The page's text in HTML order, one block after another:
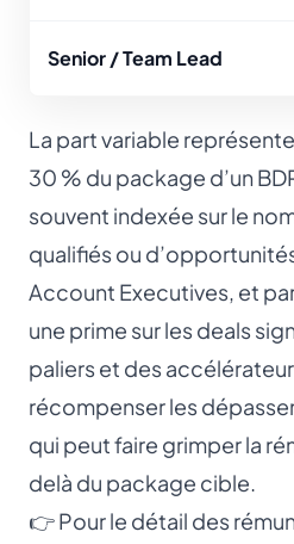
Senior / Team Lead
La part variable
30 % du package d’un
souvent indexée sur le
qualifiés ou
Account Executives, et
une prime sur les deals
paliers et des
récompenser les
qui peut faire grimper la
delà du package cible.
👉 Pour le détail des